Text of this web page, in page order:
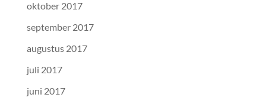
oktober 2017
september 2017
augustus 2017
juli 2017
juni 2017